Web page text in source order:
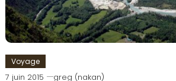
Voyage
7 juin 2015 greg (nakan)